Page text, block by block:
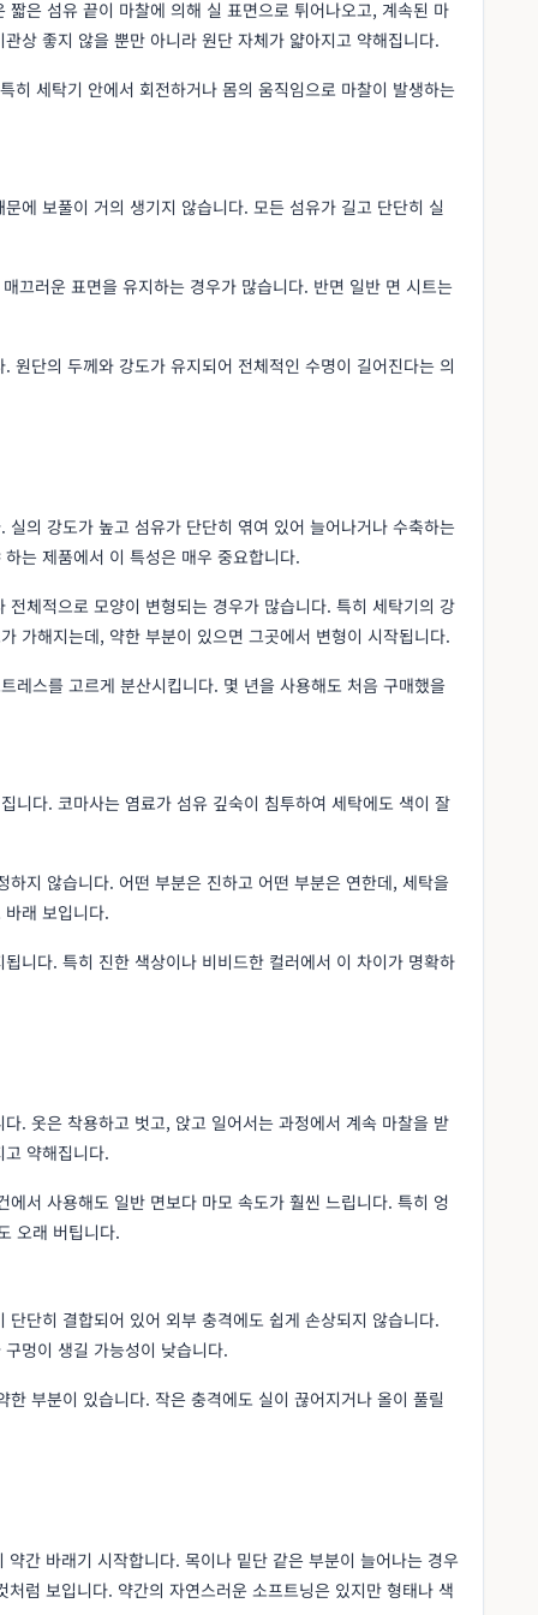
은 섬유 끝이 마찰에 의해 실 표면으로 튀어나오고, 계속된 마
상 좋지 않을 뿐만 아니라 원단 자체가 얇아지고 약해집니다.
히 세탁기 안에서 회전하거나 몸의 움직임으로 마찰이 발생하는
에 보풀이 거의 생기지 않습니다. 모든 섬유가 길고 단단히 실
끄러운 표면을 유지하는 경우가 많습니다. 반면 일반 면 시트는
원단의 두께와 강도가 유지되어 전체적인 수명이 길어진다는 의
의 강도가 높고 섬유가 단단히 엮여 있어 늘어나거나 수축하는
는 제품에서 이 특성은 매우 중요합니다.
체적으로 모양이 변형되는 경우가 많습니다. 특히 세탁기의 강
가해지는데, 약한 부분이 있으면 그곳에서 변형이 시작됩니다.
레스를 고르게 분산시킵니다. 몇 년을 사용해도 처음 구매했을
니다. 코마사는 염료가 섬유 깊숙이 침투하여 세탁에도 색이 잘
지 않습니다. 어떤 부분은 진하고 어떤 부분은 연한데, 세탁을
래 보입니다.
니다. 특히 진한 색상이나 비비드한 컬러에서 이 차이가 명확하
. 옷은 착용하고 벗고, 앉고 일어서는 과정에서 계속 마찰을 받
약해집니다.
서 사용해도 일반 면보다 마모 속도가 훨씬 느립니다. 특히 엉
오래 버팁니다.
단히 결합되어 있어 외부 충격에도 쉽게 손상되지 않습니다.
멍이 생길 가능성이 낮습니다.
부분이 있습니다. 작은 충격에도 실이 끊어지거나 올이 풀릴
간 바래기 시작합니다. 목이나 밑단 같은 부분이 늘어나는 경우
럼 보입니다. 약간의 자연스러운 소프트닝은 있지만 형태나 색